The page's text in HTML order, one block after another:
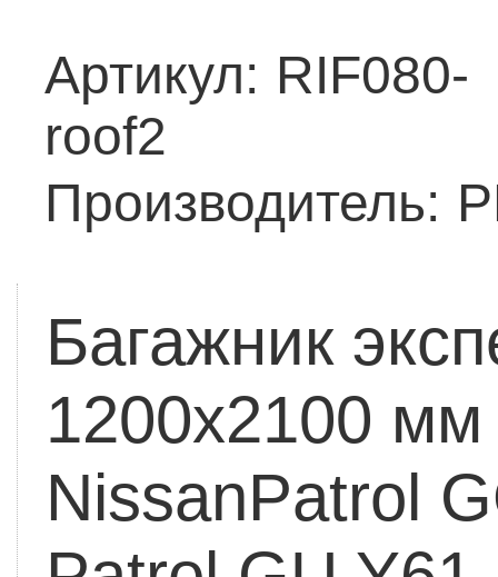
Артикул: RIF080-
roof2
Производитель:
Багажник
1200x2100 мм
NissanPatrol